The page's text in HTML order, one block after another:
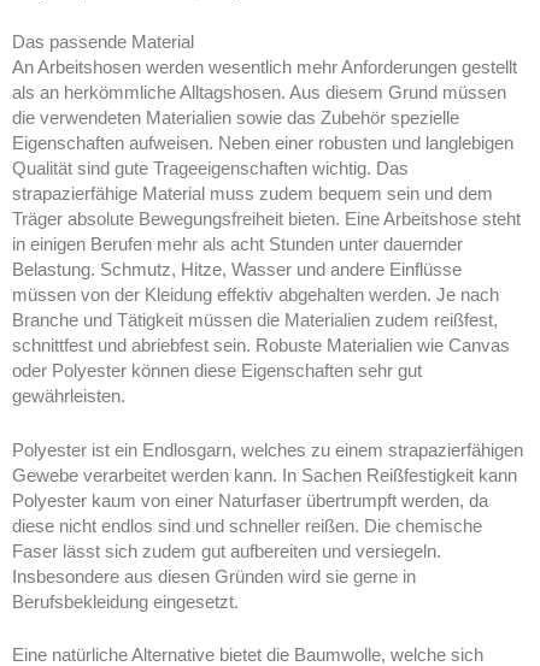
Das passende Material
An Arbeitshosen werden wesentlich mehr Anforderungen gestellt
als an herkömmliche Alltagshosen. Aus diesem Grund müssen
die verwendeten Materialien sowie das Zubehör spezielle
Eigenschaften aufweisen. Neben einer robusten und langlebigen
Qualität sind gute Trageeigenschaften wichtig. Das
strapazierfähige Material muss zudem bequem sein und dem
Träger absolute Bewegungsfreiheit bieten. Eine Arbeitshose steht
in einigen Berufen mehr als acht Stunden unter dauernder
Belastung. Schmutz, Hitze, Wasser und andere Einflüsse
müssen von der Kleidung effektiv abgehalten werden. Je nach
Branche und Tätigkeit müssen die Materialien zudem reißfest,
schnittfest und abriebfest sein. Robuste Materialien wie Canvas
oder Polyester können diese Eigenschaften sehr gut
gewährleisten.
Polyester ist ein Endlosgarn, welches zu einem strapazierfähigen
Gewebe verarbeitet werden kann. In Sachen Reißfestigkeit kann
Polyester kaum von einer Naturfaser übertrumpft werden, da
diese nicht endlos sind und schneller reißen. Die chemische
Faser lässt sich zudem gut aufbereiten und versiegeln.
Insbesondere aus diesen Gründen wird sie gerne in
Berufsbekleidung eingesetzt.
Eine natürliche Alternative bietet die Baumwolle, welche sich